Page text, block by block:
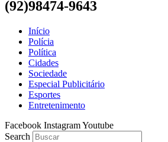
(92)98474-9643
Início
Polícia
Política
Cidades
Sociedade
Especial Publicitário
Esportes
Entretenimento
Facebook InstagramYoutube
Search